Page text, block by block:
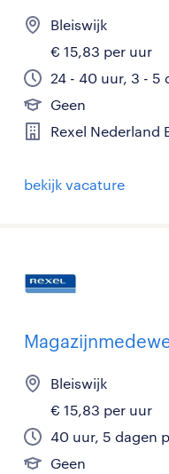
Bleiswijk
€ 15,83 per uur
24 - 40 uur, 3 - 5
Geen
Rexel Nederland
bekijk vacature
Bleiswijk
€ 15,83 per uur
40 uur, 5 dagen
Geen